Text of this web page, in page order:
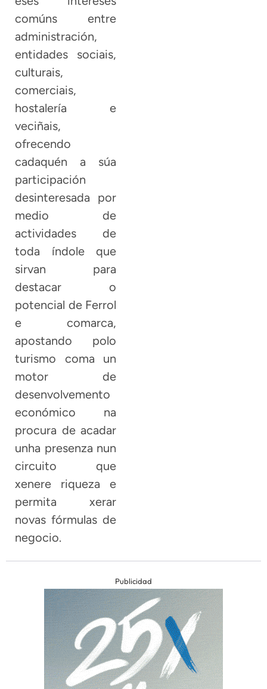
comúns entre
administración,
entidades sociais,
culturais,
comerciais,
hostalería e
veciñais,
ofrecendo
cadaquén a súa
participación
desinteresada por
medio de
actividades de
toda índole que
sirvan para
destacar o
potencial de Ferrol
e comarca,
apostando polo
turismo coma un
motor de
desenvolvemento
económico na
procura de acadar
unha presenza nun
circuito que
xenere riqueza e
permita xerar
novas fórmulas de
negocio.
Publicidad